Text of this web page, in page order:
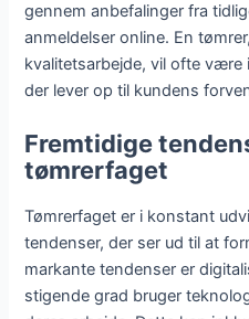
gennem anbefalinger fra
anmeldelser online. En
kvalitetsarbejde, vil ofte være
der lever op til kundens
Fremtidige
tømrerfaget
Tømrerfaget er i konstant
tendenser, der ser ud til at
markante tendenser er
stigende grad bruger